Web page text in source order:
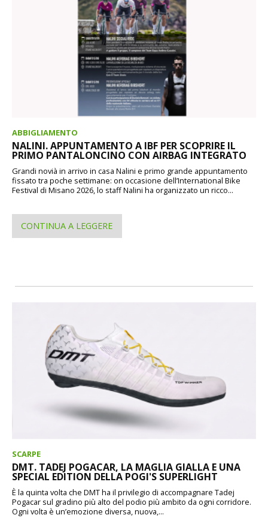
ABBIGLIAMENTO
NALINI. APPUNTAMENTO A IBF PER SCOPRIRE IL
PRIMO PANTALONCINO CON AIRBAG INTEGRATO
Grandi novià in arrivo in casa Nalini e primo grande appuntamento
fissato tra poche settimane: on occasione dell’International Bike
Festival di Misano 2026, lo staff Nalini ha organizzato un ricco...
CONTINUA A LEGGERE
SCARPE
DMT. TADEJ POGACAR, LA MAGLIA GIALLA E UNA
SPECIAL EDITION DELLA POGI'S SUPERLIGHT
È la quinta volta che DMT ha il privilegio di accompagnare Tadej
Pogacar sul gradino più alto del podio più ambito da ogni corridore.
Ogni volta è un’emozione diversa, nuova,...